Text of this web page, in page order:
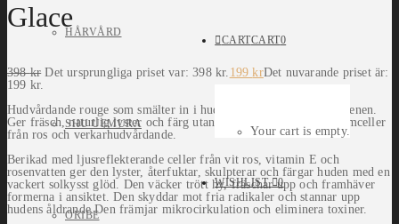
HÅRVÅRD
SHU UEMURA
ORIBE
CARTCART0
Your cart is empty.
WISHLIST 0
Glace
398kr Det ursprungliga priset var: 398 kr. 199krDet nuvarande priset är:
199 kr.
Hudvårdande rouge som smälter in i huden och accentuerar kindbenen.
Ger fräsch, naturlig lyster och färg utan att kladda. Innehåller stamceller
från ros och verkarhudvårdande.
Berikad med ljusreflekterande celler från vit ros, vitamin E och
rosenvatten ger den lyster, återfuktar, skulpterar och färgar huden med en
vackert solkysst glöd. Den väcker trött hy, fräschar upp och framhäver
formerna i ansiktet. Den skyddar mot fria radikaler och stannar upp
hudens åldrande.Den främjar mikrocirkulation och eliminera toxiner.